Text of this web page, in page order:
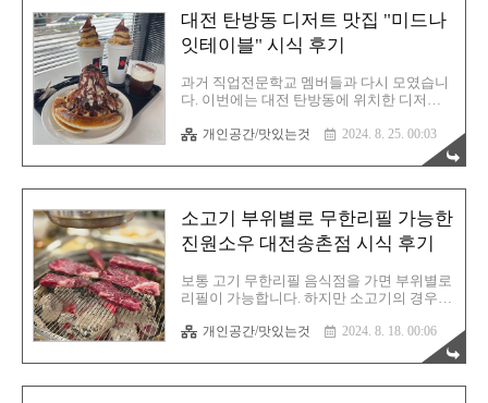
기칸을 방문했습니다. 위치는 이곳입니다.
근데 구글 평점은 상당히 낮네요. 이건 아니
다 싶어서 제가 만점 리뷰를 하나 남겼습니
다. 아니~ 우나기칸은 원래 빠르게 나오는 음
식이 아닌데 말이죠. 엄청 늦게 나온 모양인
가봐요. 손님이 한참 북적거릴때는 그럴수도
있겠다 싶군요. 아무튼 저는 굉장히 마음에
들었던 음식점입니다. 일단 우나기칸 대전본
점은 주차장이 있긴한데 그 주차장이에요..
대전 탄방동 디저트 맛집 "미드나
잇테이블" 시식 후기
과거 직업전문학교 멤버들과 다시 모였습니
다. 이번에는 대전 탄방동에 위치한 디저트
봤을 때 정말 달달해보였습니다. 당연히 맛
있어 보였고요. 말이 필요없죠? 바로 사진으
로 만나보시죠. 크으~ 딱 보시면 아시겠죠?
맛이 없을래야 없을 수 없습니다. 너~무 달달
않습니다. 적절히 달다고 표현하고 싶군요.
제가 아무리 애들 입맛이라고 해도 너무 단
건 또 싫어하거든요. 혀에서 단내가 납니다.
그게 싫어요. 여기 미드나잇테이블 디저트는
달지만 기분 좋은 단맛이라고 할 수 있겠습
니다. 근데 이런 맛있는 디저트 가게를 소개
해드릴때마다 참 어려운게... 맛 설명입니다.
그냥 사진으로만 보여드리면 사실 제 역할은
다 했다고 보거든요. 맛 ..
개인공간/맛있는것 2024. 8. 25. 00:03
소고기 부위별로 무한리필 가능한
진원소우 대전송촌점 시식 후기
보통 고기 무한리필 음식점을 가면 부위별로
리필이 가능합니다. 하지만 소고기의 경우에
만 따로 추가 주문을 할 수 없습니다. 하지만
여기 가능한 곳이 있습니다. 남동생 덕분에
이런 곳까지 알게 되는군요. 사실 무한 고기
뷔페를 굉장히 좋아하는 편은 아닙니다. 확
개인공간/맛있는것 2024. 8. 18. 00:06